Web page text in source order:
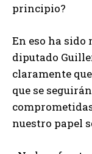
principio?
En eso ha sido
diputado
claramente
que se
nuestro papel